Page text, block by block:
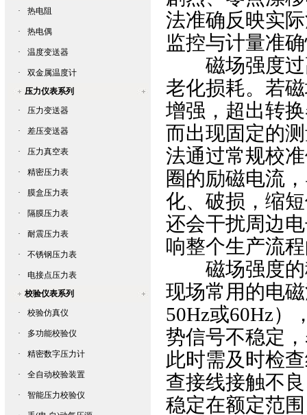
·
热电阻
· 热电偶
· 温度变送器
·
双金属温度计
压力仪表系列
·
压力变送器
· 差压变送器
· 压力真空表
· 精密压力表
· 膜盒压力表
· 隔膜压力表
· 耐震压力表
· 不锈钢压力表
·
电接点压力表
校验仪表系列
·
校验仿真仪
· 多功能校验仪
· 精密数字压力计
· 全自动校验装置
· 智能压力校验仪
法准确反映实
监控与计量准
磁场强度过
老化损耗。若
增强，超出转
而出现固定的
法通过常规校
圈的励磁电流
化、破损，缩
还会干扰周边
响整个生产流
磁场强度的
现场常用的电
50Hz或60Hz）
势信号不稳定
此时需及时检
查接线接触不
稳定在额定范